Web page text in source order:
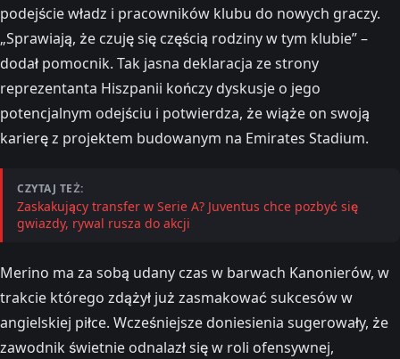
podejście władz i pracowników klubu do nowych graczy.
„Sprawiają, że czuję się częścią rodziny w tym klubie” –
dodał pomocnik. Tak jasna deklaracja ze strony
reprezentanta Hiszpanii kończy dyskusje o jego
potencjalnym odejściu i potwierdza, że wiąże on swoją
karierę z projektem budowanym na Emirates Stadium.
CZYTAJ TEŻ:
Zaskakujący transfer w Serie A? Juventus chce pozbyć się
gwiazdy, rywal rusza do akcji
Merino ma za sobą udany czas w barwach Kanonierów, w
trakcie którego zdążył już zasmakować sukcesów w
angielskiej piłce. Wcześniejsze doniesienia sugerowały, że
zawodnik świetnie odnalazł się w roli ofensywnej,